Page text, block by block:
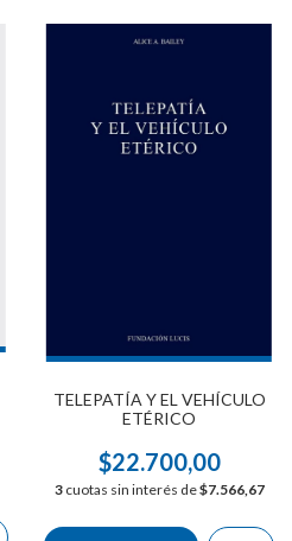
TELEPATÍA Y EL VEHÍCULO
ETÉRICO
$22.700,00
3 cuotas sin interés de$7.566,67